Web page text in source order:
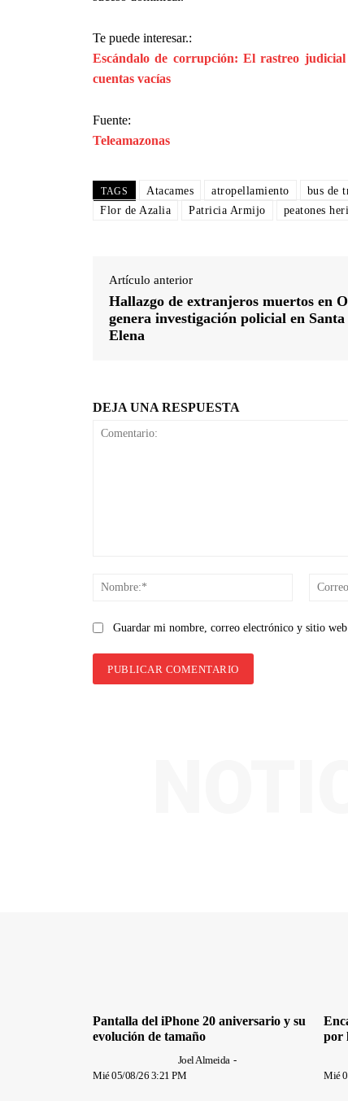
Te puede interesar.:
Escándalo de corrupción: El rastreo
cuentas vacías
Fuente:
Teleamazonas
TAGS Atacames atropellamiento bus de
Flor de Azalia
Patricia Armijo peatones
Artículo anterior
Hallazgo de extranjeros muertos en
genera investigación policial en Santa
Elena
DEJA UNA RESPUESTA
Nombre:*
Guardar mi nombre, correo electrónico y sitio
Pantalla del iPhone 20 aniversario y su
evolución de tamaño
Joel Almeida -
Mié 05/08/26 3:21 PM
por
Mié